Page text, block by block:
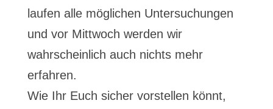
laufen alle möglichen Untersuchungen
und vor Mittwoch werden wir
wahrscheinlich auch nichts mehr
erfahren.
Wie Ihr Euch sicher vorstellen könnt,